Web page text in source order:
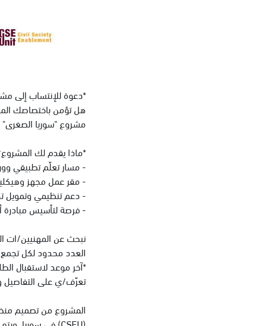
*دعوة للإنتساب إلى
​هل تؤمن باختصاصك
مشروع "سوريا
*ماذا يقدم لك
- مسار تعلّم تطبيقي
- ​مقر عمل مجهز
- ⁠دعم تنظيمي وتمويل
- ⁠فرصة لتأسيس مبادرة
نبحث عن المهنيين/ات
العدد محدود لكل
*آخر موعد لاستقبال الطلبات ١٢
تعرّف/ي على